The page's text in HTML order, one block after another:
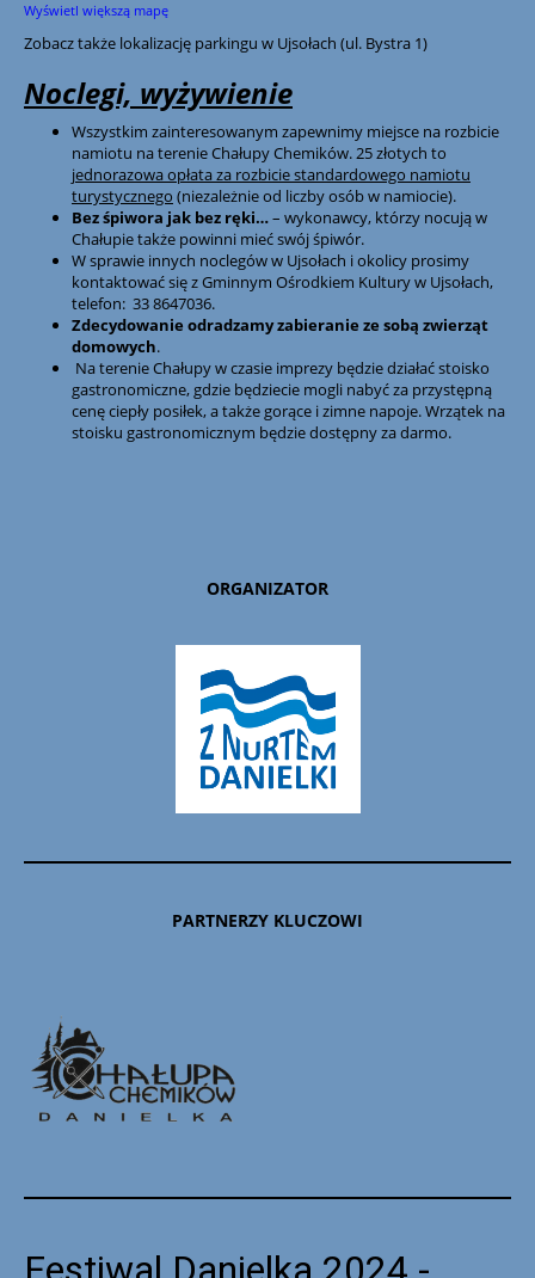
Wyświetl większą mapę
Zobacz także lokalizację parkingu w Ujsołach (ul. Bystra 1)
Noclegi, wyżywienie
Wszystkim zainteresowanym zapewnimy miejsce na rozbicie
namiotu na terenie Chałupy Chemików. 25 złotych to
jednorazowa opłata za rozbicie standardowego namiotu
turystycznego (niezależnie od liczby osób w namiocie).
Bez śpiwora jak bez ręki…– wykonawcy, którzy nocują w
Chałupie także powinni mieć swój śpiwór.
W sprawie innych noclegów w Ujsołach i okolicy prosimy
kontaktować się z Gminnym Ośrodkiem Kultury w Ujsołach,
telefon: 33 8647036.
Zdecydowanie odradzamy zabieranie ze sobą zwierząt
domowych.
Na terenie Chałupy w czasie imprezy będzie działać stoisko
gastronomiczne, gdzie będziecie mogli nabyć za przystępną
cenę ciepły posiłek, a także gorące i zimne napoje. Wrzątek na
stoisku gastronomicznym będzie dostępny za darmo.
ORGANIZATOR
PARTNERZY KLUCZOWI